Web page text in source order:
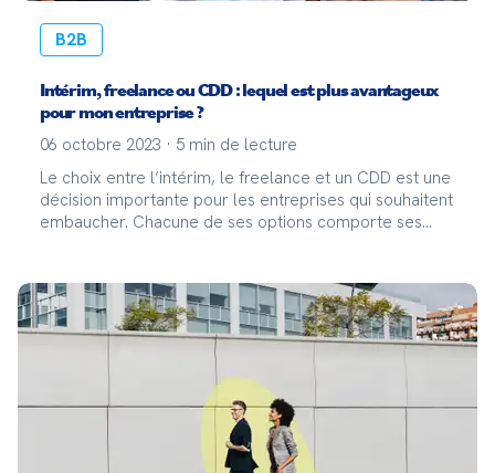
B2B
Intérim, freelance ou CDD : lequel est plus avantageux
pour mon entreprise ?
06 octobre 2023 · 5 min de lecture
Le choix entre l’intérim, le freelance et un CDD est une
décision importante pour les entreprises qui souhaitent
embaucher. Chacune de ses options comporte ses
Staffmatch vous explique tout à propos de ces trois
types de contrat pour savoir lequel est plus
avantageux pour votre entreprise !